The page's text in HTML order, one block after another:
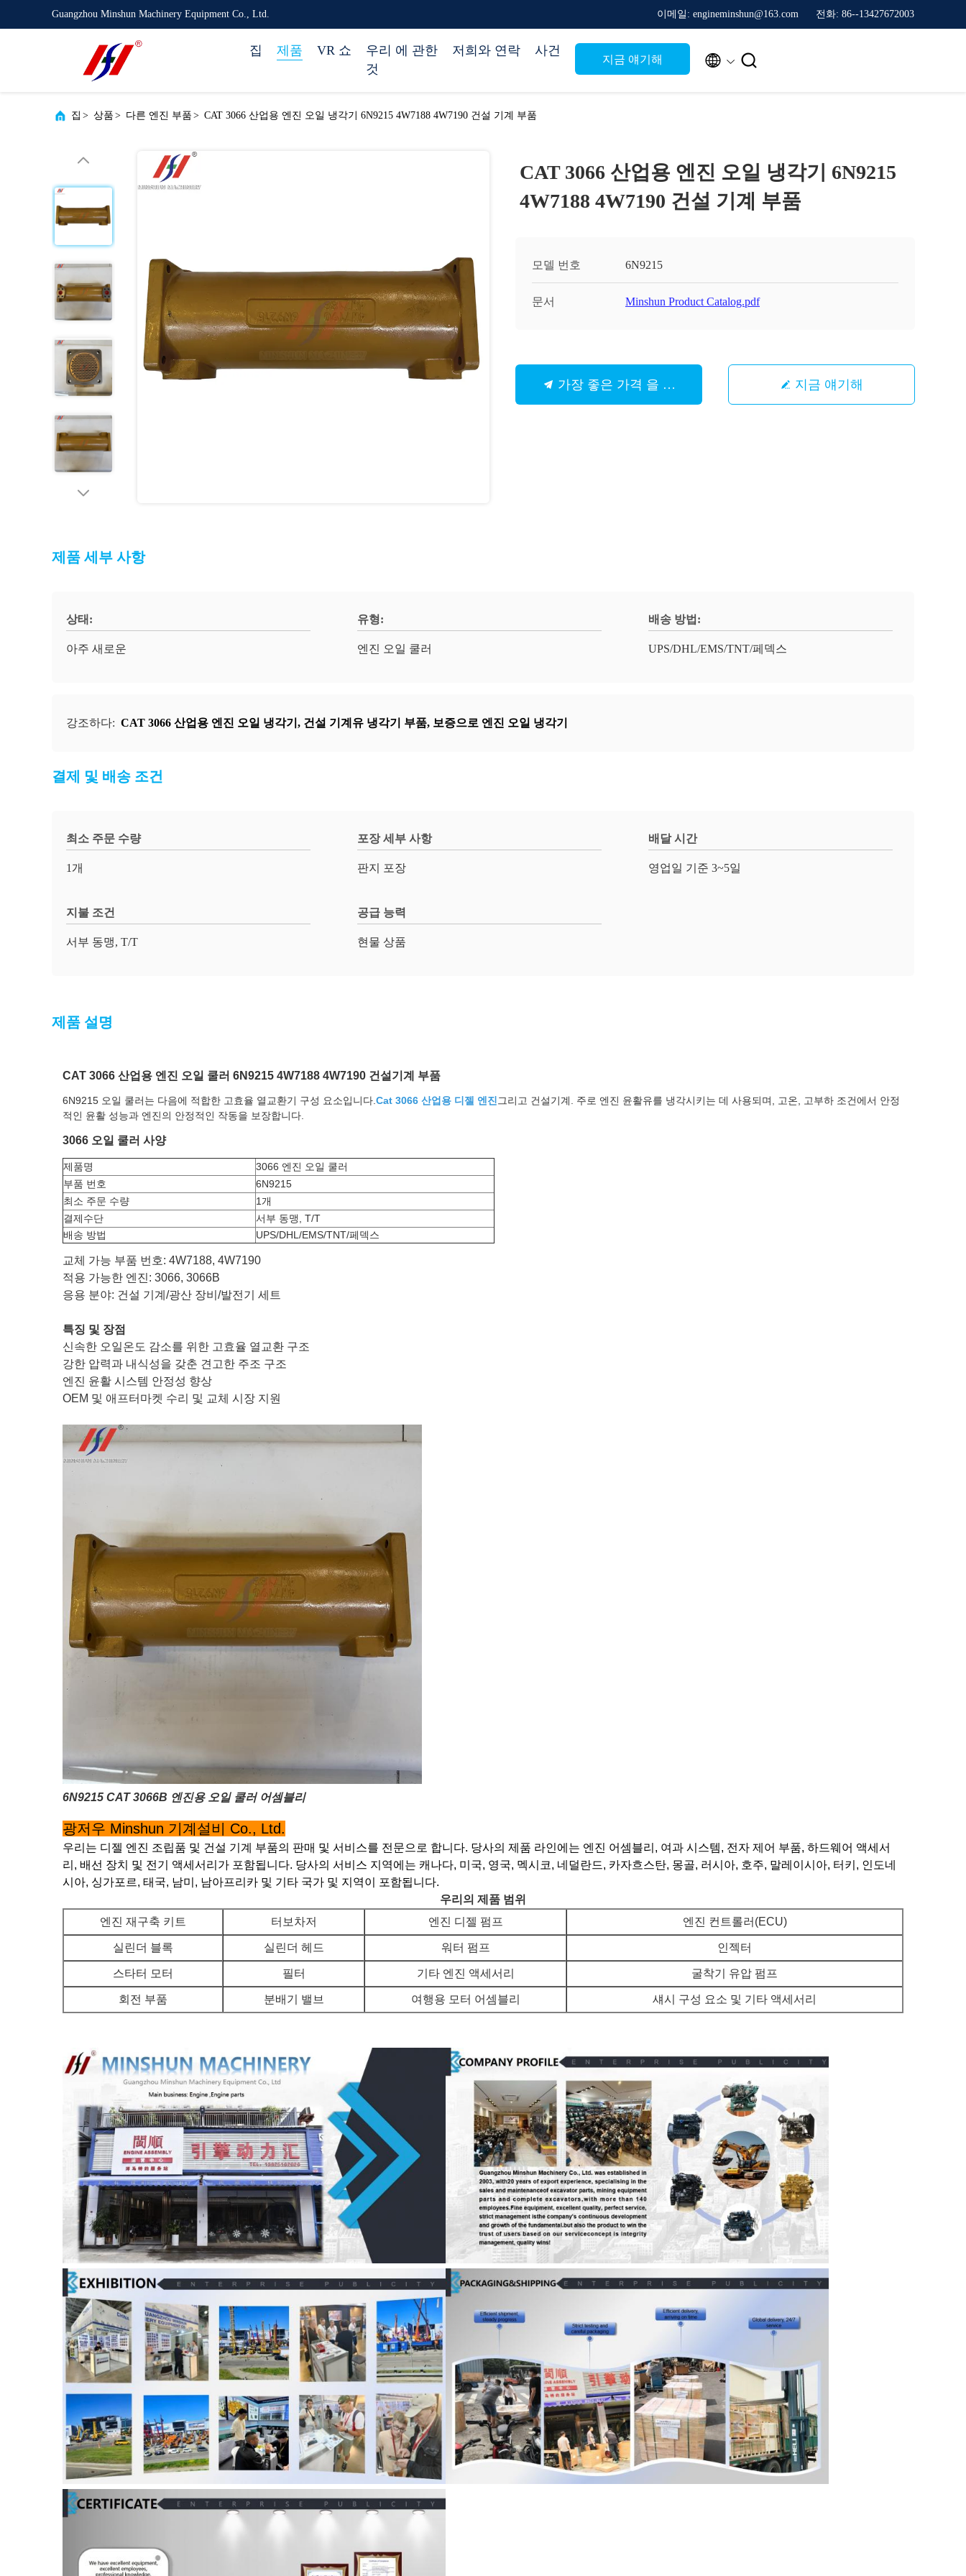
Guangzhou Minshun Machinery Equipment Co., Ltd. 이메일: engineminshun@163.com 전화: 86--13427672003
집 제품 VR 쇼
우리 에 관한
것
저희와 연락 사건
지금 얘기해  
집 > 상품 > 다른 엔진 부품 > CAT 3066 산업용 엔진 오일 냉각기 6N9215 4W7188 4W7190 건설 기계 부품
CAT 3066 산업용 엔진 오일 냉각기 6N9215
4W7188 4W7190 건설 기계 부품
모델 번호 6N9215
문서 Minshun Product Catalog.pdf
가장 좋은 가격 을 구하라 지금 얘기해
제품 세부 사항
상태:
아주 새로운
유형:
엔진 오일 쿨러
배송 방법:
UPS/DHL/EMS/TNT/페덱스
강조하다: CAT 3066 산업용 엔진 오일 냉각기 , 건설 기계유 냉각기 부품, 보증으로 엔진 오일 냉각기
결제 및 배송 조건
최소 주문 수량
1개
포장 세부 사항
판지 포장
배달 시간
영업일 기준 3~5일
지불 조건
서부 동맹, T/T
공급 능력
현물 상품
제품 설명
CAT 3066 산업용 엔진 오일 쿨러 6N9215 4W7188 4W7190 건설기계 부품
6N9215 오일 쿨러는 다음에 적합한 고효율 열교환기 구성 요소입니다. Cat 3066 산업용 디젤 엔진 그리고 건설기계. 주로 엔진 윤활유를 냉각시키는 데 사용되며, 고온, 고부하 조건에서 안정
적인 윤활 성능과 엔진의 안정적인 작동을 보장합니다.
3066 오일 쿨러 사양
제품명
3066 엔진 오일 쿨러
부품 번호
6N9215
최소 주문 수량
1개
결제수단
서부 동맹, T/T
배송 방법
UPS/DHL/EMS/TNT/페덱스
교체 가능 부품 번호: 4W7188, 4W7190
적용 가능한 엔진: 3066, 3066B
응용 분야: 건설 기계/광산 장비/발전기 세트
특징 및 장점
신속한 오일온도 감소를 위한 고효율 열교환 구조
강한 압력과 내식성을 갖춘 견고한 주조 구조
엔진 윤활 시스템 안정성 향상
OEM 및 애프터마켓 수리 및 교체 시장 지원
6N9215 CAT 3066B 엔진용 오일 쿨러 어셈블리
광저우 Minshun 기계설비 Co., Ltd.
우리는 디젤 엔진 조립품 및 건설 기계 부품의 판매 및 서비스를 전문으로 합니다. 당사의 제품 라인에는 엔진 어셈블리, 여과 시스템, 전자 제어 부품, 하드웨어 액세서
리, 배선 장치 및 전기 액세서리가 포함됩니다. 당사의 서비스 지역에는 캐나다, 미국, 영국, 멕시코, 네덜란드, 카자흐스탄, 몽골, 러시아, 호주, 말레이시아, 터키, 인도네
시아, 싱가포르, 태국, 남미, 남아프리카 및 기타 국가 및 지역이 포함됩니다.
우리의 제품 범위
엔진 재구축 키트
터보차저 엔진 디젤 펌프 엔진 컨트롤러(ECU)
실린더 블록 실린더 헤드 워터 펌프 인젝터
스타터 모터 필터 기타 엔진 액세서리 굴착기 유압 펌프
회전 부품 분배기 밸브 여행용 모터 어셈블리 섀시 구성 요소 및 기타 액세서리